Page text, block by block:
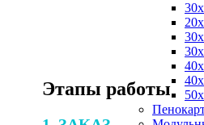
Этапы работы